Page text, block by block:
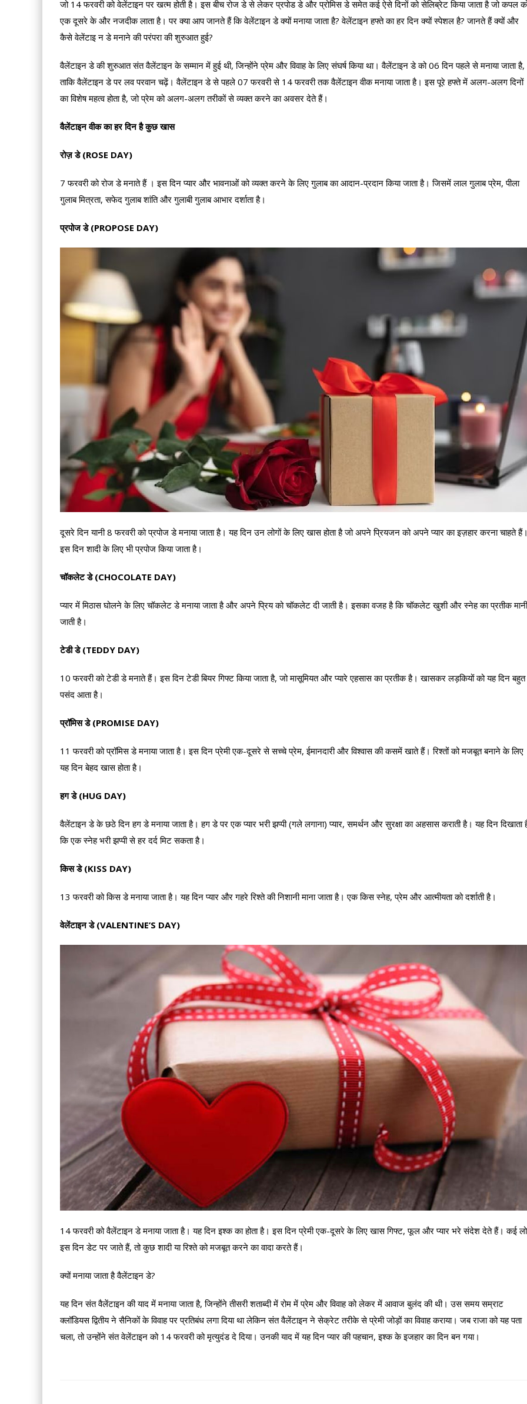
जो 14 फरवरी को वेलेंटाइन पर खत्म होती है। इस बीच रोज डे से लेकर प्रपोड डे और प्रोमिस डे समेत कई ऐसे दिनों को सेलिब्रेट किया जाता है जो कपल
एक दूसरे के और नजदीक लाता है। पर क्या आप जानते हैं कि वेलेंटाइन डे क्यों मनाया जाता है? वेलेंटाइन हफ्ते का हर दिन क्यों स्पेशल है? जानते हैं क्यों और
कैसे वेलेंटाइ न डे मनाने की परंपरा की शुरुआत हुई?
वैलेंटाइन डे की शुरुआत संत वैलेंटाइन के सम्मान में हुई थी, जिन्होंने प्रेम और विवाह के लिए संघर्ष किया था। वैलेंटाइन डे को 06 दिन पहले से मनाया जाता है,
ताकि वैलेंटाइन डे पर लव परवान चढ़ें। वैलेंटाइन डे से पहले 07 फरवरी से 14 फरवरी तक वैलेंटाइन वीक मनाया जाता है। इस पूरे हफ्ते में अलग-अलग दिनों
का विशेष महत्व होता है, जो प्रेम को अलग-अलग तरीकों से व्यक्त करने का अवसर देते हैं।
वैलेंटाइन वीक का हर दिन है कुछ खास
रोज़ डे (ROSE DAY)
7 फरवरी को रोज डे मनाते हैं । इस दिन प्यार और भावनाओं को व्यक्त करने के लिए गुलाब का आदान-प्रदान किया जाता है। जिसमें लाल गुलाब प्रेम, पीला
गुलाब मित्रता, सफेद गुलाब शांति और गुलाबी गुलाब आभार दर्शाता है।
प्रपोज डे (PROPOSE DAY)
दूसरे दिन यानी 8 फरवरी को प्रपोज डे मनाया जाता है। यह दिन उन लोगों के लिए खास होता है जो अपने प्रियजन को अपने प्यार का इज़हार करना चाहते
इस दिन शादी के लिए भी प्रपोज किया जाता है।
चॉकलेट डे (CHOCOLATE DAY)
प्यार में मिठास घोलने के लिए चॉकलेट डे मनाया जाता है और अपने प्रिय को चॉकलेट दी जाती है। इसका वजह है कि चॉकलेट खुशी और स्नेह का प्रतीक मानी
जाती है।
टेडी डे (TEDDY DAY)
10 फरवरी को टेडी डे मनाते हैं। इस दिन टेडी बियर गिफ्ट किया जाता है, जो मासूमियत और प्यारे एहसास का प्रतीक है। खासकर लड़कियों को यह दिन बहुत
पसंद आता है।
प्रॉमिस डे (PROMISE DAY)
11 फरवरी को प्रॉमिस डे मनाया जाता है। इस दिन प्रेमी एक-दूसरे से सच्चे प्रेम, ईमानदारी और विश्वास की कसमें खाते हैं। रिश्तों को मजबूत बनाने के लिए
यह दिन बेहद खास होता है।
हग डे (HUG DAY)
वैलेंटाइन डे के छठे दिन हग डे मनाया जाता है। हग डे पर एक प्यार भरी झप्पी (गले लगाना) प्यार, समर्थन और सुरक्षा का अहसास कराती है। यह दिन दिखाता
कि एक स्नेह भरी झप्पी से हर दर्द मिट सकता है।
किस डे (KISS DAY)
13 फरवरी को किस डे मनाया जाता है। यह दिन प्यार और गहरे रिश्ते की निशानी माना जाता है। एक किस स्नेह, प्रेम और आत्मीयता को दर्शाती है।
वेलेंटाइन डे (VALENTINE’S DAY)
14 फरवरी को वैलेंटाइन डे मनाया जाता है। यह दिन इश्क का होता है। इस दिन प्रेमी एक-दूसरे के लिए खास गिफ्ट, फूल और प्यार भरे संदेश देते हैं। कई
इस दिन डेट पर जाते हैं, तो कुछ शादी या रिश्ते को मजबूत करने का वादा करते हैं।
क्यों मनाया जाता है वैलेंटाइन डे?
यह दिन संत वैलेंटाइन की याद में मनाया जाता है, जिन्होंने तीसरी शताब्दी में रोम में प्रेम और विवाह को लेकर में आवाज बुलंद की थी। उस समय सम्राट
क्लॉडियस द्वितीय ने सैनिकों के विवाह पर प्रतिबंध लगा दिया था लेकिन संत वैलेंटाइन ने सेक्रेट तरीके से प्रेमी जोड़ों का विवाह कराया। जब राजा को यह पता
चला, तो उन्होंने संत वेलेंटाइन को 14 फरवरी को मृत्युदंड दे दिया। उनकी याद में यह दिन प्यार की पहचान, इश्क के इजहार का दिन बन गया।